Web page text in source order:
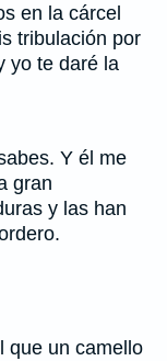
en la cárcel
tribulación por
yo te daré la
Y él me
gran
y las han
que un camello